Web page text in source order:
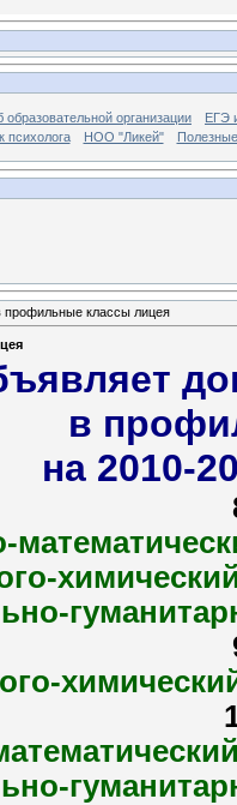
образовательной организации
ЕГЭ
психолога
НОО "Ликей"
профильные классы лицея
в
на 2010-